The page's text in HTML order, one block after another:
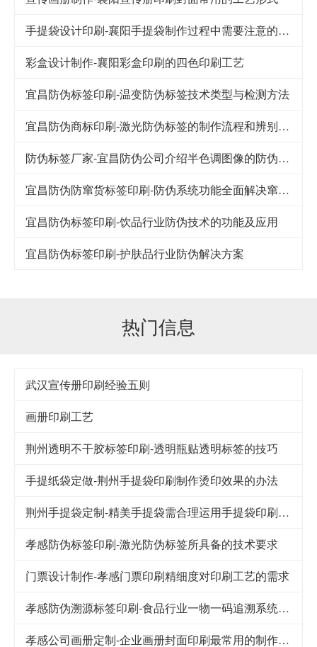
手提袋设计印刷-襄阳手提袋制作过程中需要注意的要点
彩盒设计制作-襄阳彩盒印刷的四色印刷工艺
宜昌防伪标签印刷-温变防伪标签技术类型与检测方法
宜昌防伪商标印刷-激光防伪标签的制作流程和辨别方法
防伪标签厂家-宜昌防伪公司介绍半色调图像的防伪技术
宜昌防伪防窜货标签印刷-防伪系统功能全面解决窜货难题
宜昌防伪标签印刷-饮品行业防伪技术的功能及应用
宜昌防伪标签印刷-护肤品行业防伪解决方案
热门信息
武汉宣传册印刷经验五则
画册印刷工艺
荆州透明不干胶标签印刷-透明瓶贴透明标签的技巧
手提纸袋定做-荆州手提袋印刷制作烫印效果的办法
荆州手提袋定制-精美手提袋需合理运用手提袋印刷技巧
孝感防伪标签印刷-激光防伪标签所具备的技术要求
门票设计制作-孝感门票印刷精细度对印刷工艺的需求
孝感防伪溯源标签印刷-食品行业一物一码追溯系统解决方案
孝感公司画册定制-企业画册封面印刷最常用的制作工艺